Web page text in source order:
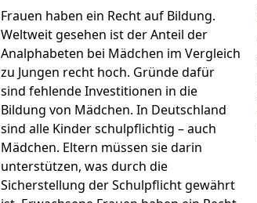
Frauen haben ein Recht auf Bildung.
Weltweit gesehen ist der Anteil der
Analphabeten bei Mädchen im Vergleich
zu Jungen recht hoch. Gründe dafür
sind fehlende Investitionen in die
Bildung von Mädchen. In Deutschland
sind alle Kinder schulpflichtig – auch
Mädchen. Eltern müssen sie darin
unterstützen, was durch die
Sicherstellung der Schulpflicht gewährt